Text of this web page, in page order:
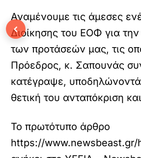
Αναμένουμε τις άμεσες
Διοίκησης του ΕΟΦ για
των προτάσεών μας, τις
Πρόεδρος, κ. Σαπουνάς
κατέγραψε,
θετική του ανταπόκριση
Το πρωτότυπο άρθρο
https://
‹